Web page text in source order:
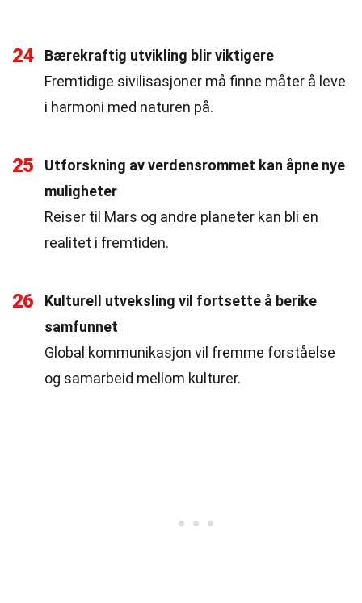
24
Bærekraftig utvikling blir viktigere
Fremtidige sivilisasjoner må finne måter å leve
i harmoni med naturen på.
25
Utforskning av verdensrommet kan åpne nye
muligheter
Reiser til Mars og andre planeter kan bli en
realitet i fremtiden.
26
Kulturell utveksling vil fortsette å berike
samfunnet
Global kommunikasjon vil fremme forståelse
og samarbeid mellom kulturer.